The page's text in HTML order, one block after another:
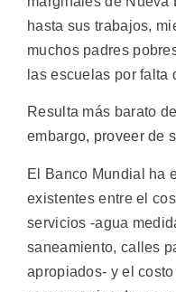
hasta sus trabajos,
muchos padres
las escuelas por falta
Resulta más barato
embargo, proveer de
El Banco Mundial ha
existentes entre el
servicios -agua
saneamiento, calles
apropiados- y el